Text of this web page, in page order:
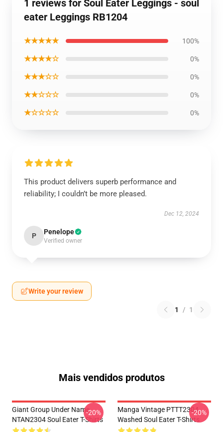
1 reviews for Soul Eater Leggings - soul
eater Leggings RB1204
★★★★★ 100%
★★★★☆ 0%
★★★☆☆ 0%
★★☆☆☆ 0%
★☆☆☆☆ 0%
This product delivers superb performance and
reliability; I couldn’t be more pleased.
Dec 12, 2024
P Penelope
Verified owner
Write your review
1 / 1
Mais vendidos produtos
Giant Group Under Name
NTAN2304 Soul Eater T-Shirts
-20%
Manga Vintage PTTT2304
Washed Soul Eater T-Shirts
-20%